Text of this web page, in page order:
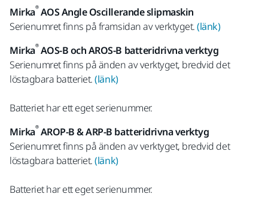
Mirka®AOS Angle Oscillerande slipmaskin
Serienumret finns på framsidan av verktyget.(länk)
Mirka®AOS-B och AROS-B batteridrivna verktyg
Serienumret finns på änden av verktyget, bredvid det
löstagbara batteriet.(länk)
Batteriet har ett eget serienummer.
Mirka®AROP-B & ARP-B batteridrivna verktyg
Serienumret finns på änden av verktyget, bredvid det
löstagbara batteriet.(länk)
Batteriet har ett eget serienummer.